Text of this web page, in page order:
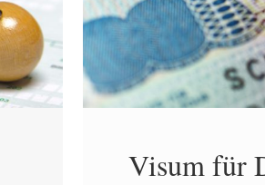
Visum für